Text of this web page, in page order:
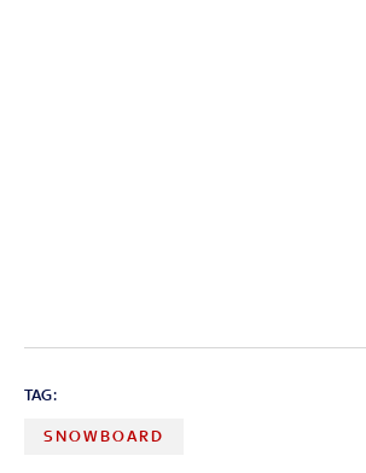
TAG:
SNOWBOARD